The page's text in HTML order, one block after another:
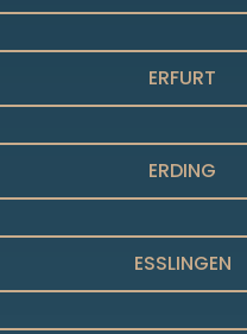
ERFURT
ERDING
ESSLINGEN